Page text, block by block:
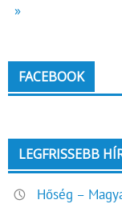
»
FACEBOOK
LEGFRISSEBB
Hőség –